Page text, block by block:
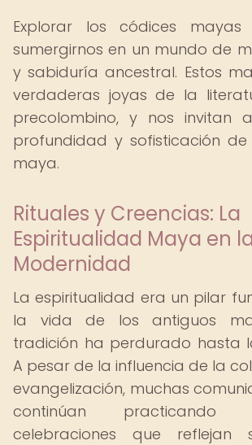
Explorar los códices mayas
sumergirnos en un mundo de
y sabiduría ancestral. Estos
verdaderas joyas de la
precolombino, y nos invitan
profundidad y sofisticación de
maya.
Rituales y Creencias: La
Espiritualidad Maya en
Modernidad
La espiritualidad era un pilar
la vida de los antiguos
tradición ha perdurado hasta
A pesar de la influencia de la
evangelización, muchas
continúan
celebraciones que reflejan